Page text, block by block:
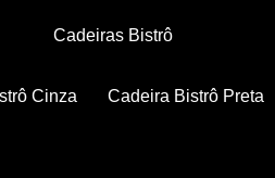
Cadeiras Bistrô
Cinza Cadeira Bistrô Preta